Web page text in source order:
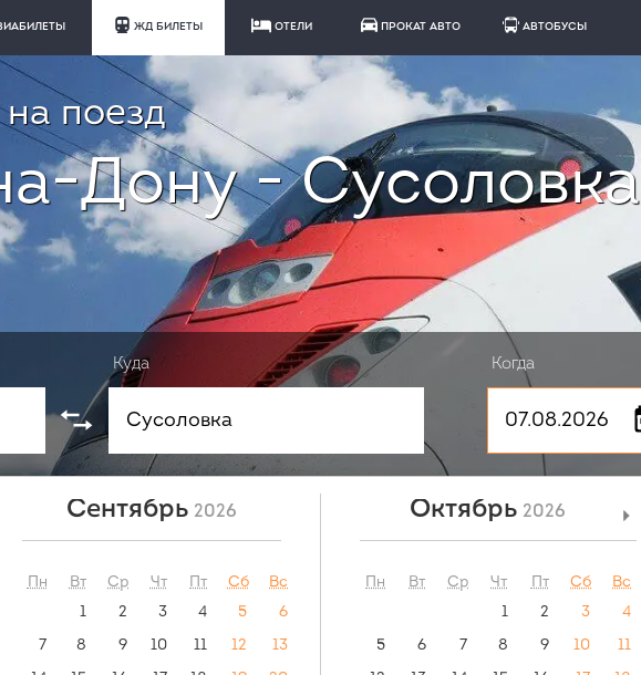
ЖД БИЛЕТЫ ОТЕЛИ ПРОКАТ АВТО АВТОБУСЫ
поезд
Дону - Сусоловка
Куда Когда
обратный маршрут: видео инструкция:
Сентябрь 2026
Пн Вт Ср Чт Пт Сб
Вс
1
2 3 4 5
6
7
8 9 10 11 12
13
Октябрь 2026
Пн Вт Ср Чт Пт Сб
Вс
1
2 3
4
5
6 7 8 9 10
11